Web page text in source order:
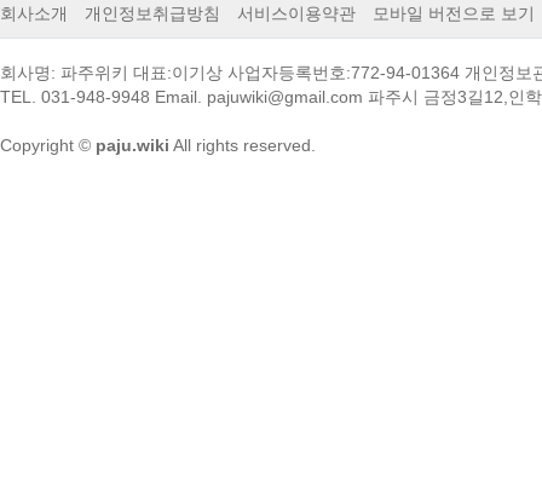
회사소개 개인정보취급방침 서비스이용약관 모바일 버전으로 보기
회사명: 파주위키 대표:이기상 사업자등록번호:772-94-01364 개인정보
TEL. 031-948-9948 Email. pajuwiki@gmail.com 파주시 금정3길12,인
Copyright © paju.wiki All rights reserved.